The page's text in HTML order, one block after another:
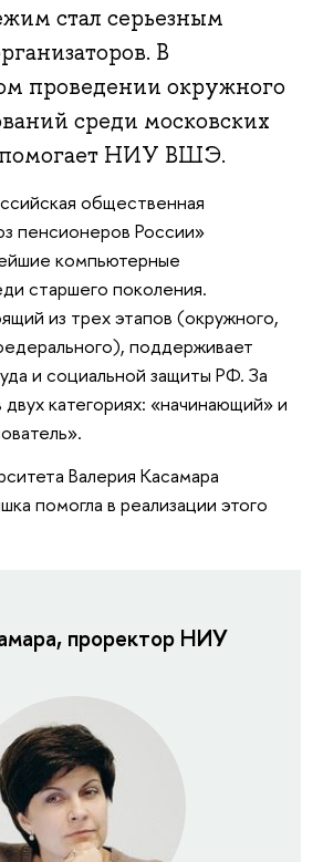
стал серьезным
В
проведении окружного
среди московских
помогает НИУ ВШЭ.
общественная
пенсионеров России»
компьютерные
старшего поколения.
из трех этапов (окружного,
поддерживает
и социальной защиты РФ. За
категориях: «начинающий» и
Валерия Касамара
помогла в реализации этого
проректор НИУ